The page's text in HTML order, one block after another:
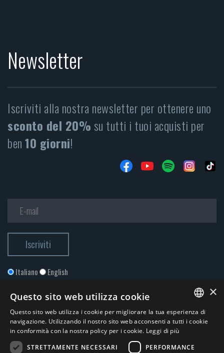
Newsletter
Iscriviti alla nostra newsletter per ottenere uno
sconto del 20%su tutti i tuoi acquisti per
ben10 giorni!
Italiano English
ITALIAN
×
Questo sito web utilizza cookie
Questo sito web utilizza i cookie per migliorare la tua esperienza di
navigazione. Utilizzando il nostro sito web acconsenti a tutti i cookie
in conformità con la nostra policy per i cookie. Leggi di più
STRETTAMENTE NECESSARI
PERFORMANCE